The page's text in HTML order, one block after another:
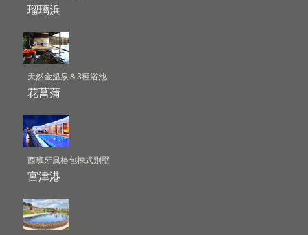
瑠璃浜
天然金溫泉＆3種浴池
花菖蒲
西班牙風格包棟式別墅
宮津港